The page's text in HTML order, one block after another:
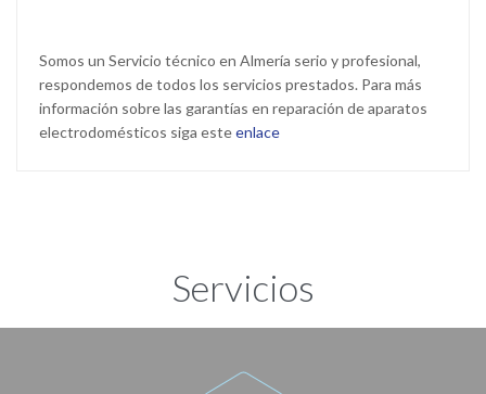
Somos un Servicio técnico en Almería serio y profesional,
respondemos de todos los servicios prestados. Para más
información sobre las garantías en reparación de aparatos
electrodomésticos siga esteenlace
Servicios